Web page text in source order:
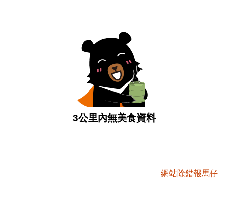
3公里內無美食資料
網站除錯報馬仔